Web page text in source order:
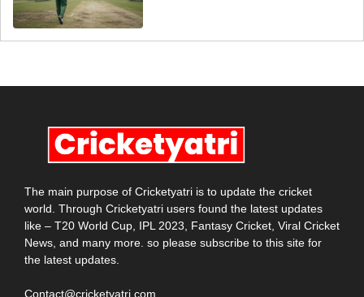
The main purpose of Cricketyatri is to update the cricket
world. Through Cricketyatri users found the latest updates
like – T20 World Cup, IPL 2023, Fantasy Cricket, Viral Cricket
News, and many more. so please subscribe to this site for
the latest updates.
Contact@cricketyatri.com